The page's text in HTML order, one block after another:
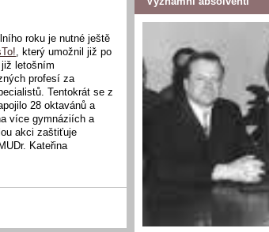
roku je nutné ještě
, který umožnil již po
letošním
profesí za
Tentokrát se z
28 oktavánů a
více gymnáziích a
akci zaštiťuje
Kateřina